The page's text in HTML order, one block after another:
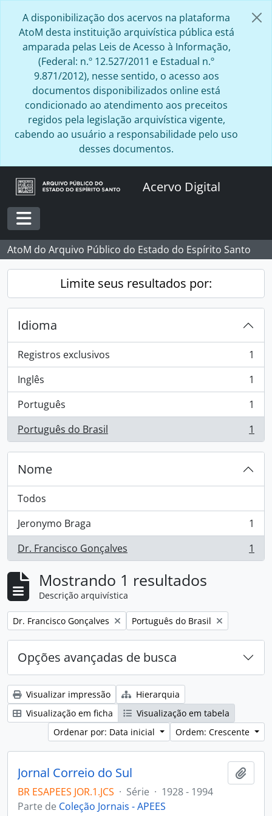
A disponibilização dos acervos na plataforma
AtoM desta instituição arquivística pública está
amparada pelas Leis de Acesso à Informação,
(Federal: n.º 12.527/2011 e Estadual n.º
9.871/2012), nesse sentido, o acesso aos
documentos disponibilizados online está
condicionado ao atendimento aos preceitos
regidos pela legislação arquivística vigente,
cabendo ao usuário a responsabilidade pelo uso
desses documentos.
Acervo Digital
Toggle navigation
AtoM do Arquivo Público do Estado do Espírito Santo
Limite seus resultados por:
Idioma
Registros exclusivos
, 1 resultados
1
Inglês
, 1 resultados
1
Português
, 1 resultados
1
Português do Brasil
, 1 resultados 1
Nome
Todos
Jeronymo Braga
, 1 resultados
1
Dr. Francisco Gonçalves
, 1 resultados 1
Mostrando 1 resultados
Descrição arquivística
Remover filtro:
Dr. Francisco Gonçalves Remover filtro:
Português do Brasil
Opções avançadas de busca
Visualizar impressão
Hierarquia
Visualização em ficha
Visualização em tabela
Ordenar por: Data inicial
Ordem: Crescente
Jornal Correio do Sul
BR ESAPEES JOR.1.JCS · Série · 1928 - 1994
Parte de Coleção Jornais - APEES